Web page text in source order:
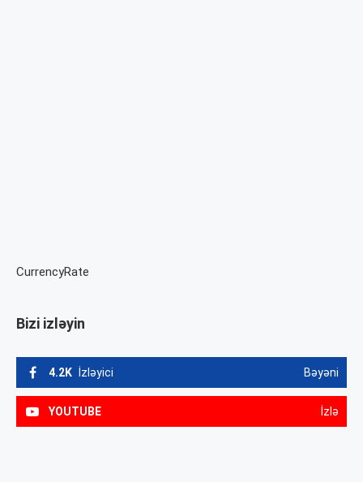
CurrencyRate
Bizi izləyin
4.2K İzləyici Bəyəni
YOUTUBE İzlə